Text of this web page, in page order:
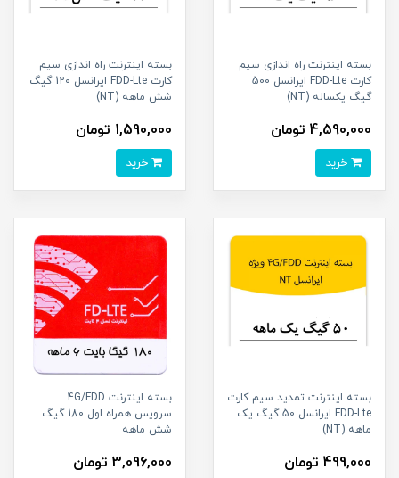
بسته اینترنت راه اندازی سیم
کارت FDD-Lte ایرانسل 500
گیگ یکساله (NT)
4,590,000 تومان
بسته اینترنت راه اندازی سیم
کارت FDD-Lte ایرانسل 120 گیگ
شش ماهه (NT)
1,590,000 تومان
بسته اینترنت تمدید سیم کارت
FDD-Lte ایرانسل 50 گیگ یک
ماهه (NT)
499,000 تومان
بسته اینترنت 4G/FDD
سرویس همراه اول 180 گیگ
شش ماهه
3,096,000 تومان